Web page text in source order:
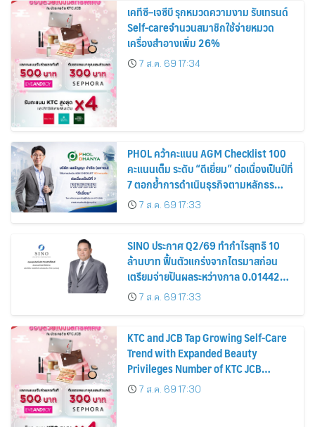
เคทีซี–เจซีบี รุกหมวดความงาม รับเทรนด์
Self-careจำนวนสมาชิกใช้จ่ายหมวด
เครื่องสำอางเพิ่ม 26%
7 ส.ค. 69 17:34
PHOL คว้าคะแนน AGM Checklist 100
คะแนนเต็ม ระดับ “ดีเยี่ยม” ต่อเนื่องเป็นปีที่
7 ตอกย้ำการดำเนินธุรกิจตามหลักธร
รมาภิบาล โปร่งใส สร้างความเชื่อมั่นผู้ถือ
หุ้น
7 ส.ค. 69 17:33
SINO ประกาศ Q2/69 ทำกำไรสุทธิ 10
ล้านบาท ฟื้นตัวแกร่งจากไตรมาสก่อน
เตรียมจ่ายปันผลระหว่างกาล 0.014423
บาทต่อหุ้น ครึ่งปีหลังมุ่งเติบโตต่อเนื่อง
7 ส.ค. 69 17:33
KTC and JCB Tap Growing Self-Care
Trend with Expanded Beauty
Privileges Number of KTC JCB
Cardmembers Spending on
Cosmetics Rises 26%
7 ส.ค. 69 17:30